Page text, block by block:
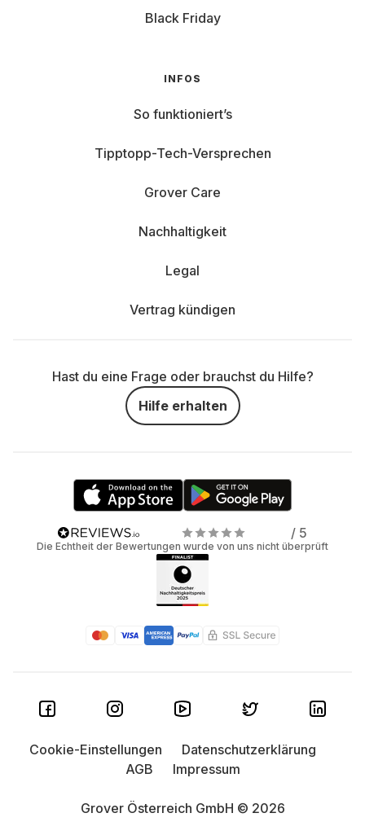
Black Friday
INFOS
So funktioniert’s
Tipptopp-Tech-Versprechen
Grover Care
Nachhaltigkeit
Legal
Vertrag kündigen
Hast du eine Frage oder brauchst du Hilfe?
Hilfe erhalten
/ 5
Die Echtheit der Bewertungen wurde von uns nicht überprüft
Grover Österreich GmbH © 2026
Cookie-Einstellungen
Datenschutzerklärung
AGB
Impressum